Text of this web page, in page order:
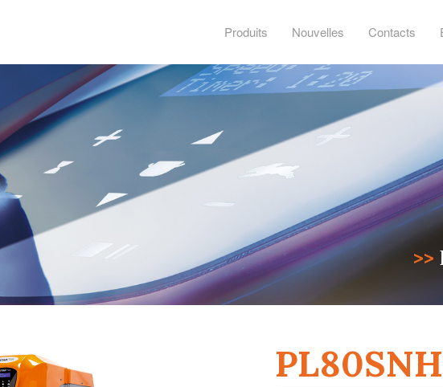
Produits Nouvelles Contacts
>>
PL80SNH